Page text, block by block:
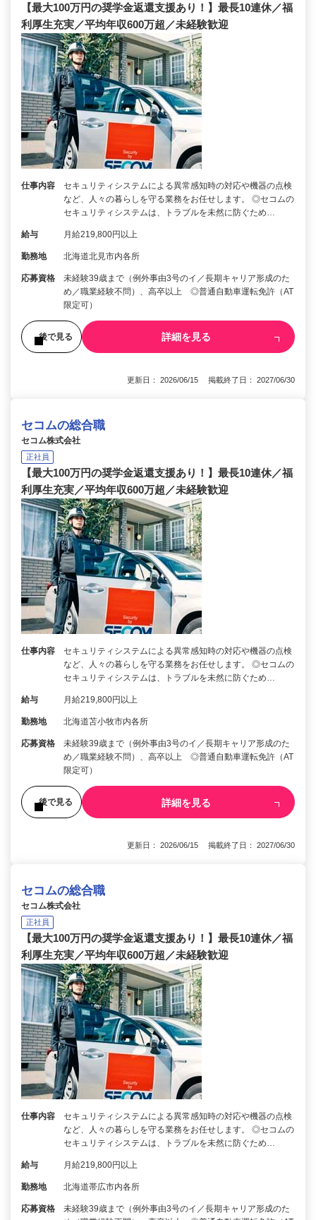
【最大100万円の奨学金返還支援あり！】最長10連休／福
利厚生充実／平均年収600万超／未経験歓迎
仕事内容
セキュリティシステムによる異常感知時の対応や機器の点検
など、人々の暮らしを守る業務をお任せします。 ◎セコムの
セキュリティシステムは、トラブルを未然に防ぐため…
給与 月給219,800円以上
勤務地 北海道北見市内各所
応募資格
未経験39歳まで（例外事由3号のイ／長期キャリア形成のた
め／職業経験不問）、高卒以上 ◎普通自動車運転免許（AT
限定可）
後で見る 詳細を見る
更新日： 2026/06/15 掲載終了日： 2027/06/30
セコムの総合職
セコム株式会社
正社員
【最大100万円の奨学金返還支援あり！】最長10連休／福
利厚生充実／平均年収600万超／未経験歓迎
仕事内容
セキュリティシステムによる異常感知時の対応や機器の点検
など、人々の暮らしを守る業務をお任せします。 ◎セコムの
セキュリティシステムは、トラブルを未然に防ぐため…
給与 月給219,800円以上
勤務地 北海道苫小牧市内各所
応募資格
未経験39歳まで（例外事由3号のイ／長期キャリア形成のた
め／職業経験不問）、高卒以上 ◎普通自動車運転免許（AT
限定可）
後で見る 詳細を見る
更新日： 2026/06/15 掲載終了日： 2027/06/30
セコムの総合職
セコム株式会社
正社員
【最大100万円の奨学金返還支援あり！】最長10連休／福
利厚生充実／平均年収600万超／未経験歓迎
仕事内容
セキュリティシステムによる異常感知時の対応や機器の点検
など、人々の暮らしを守る業務をお任せします。 ◎セコムの
セキュリティシステムは、トラブルを未然に防ぐため…
給与 月給219,800円以上
勤務地 北海道帯広市内各所
応募資格
未経験39歳まで（例外事由3号のイ／長期キャリア形成のた